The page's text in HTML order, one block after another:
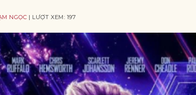
NGỌC | LƯỢT XEM: 197